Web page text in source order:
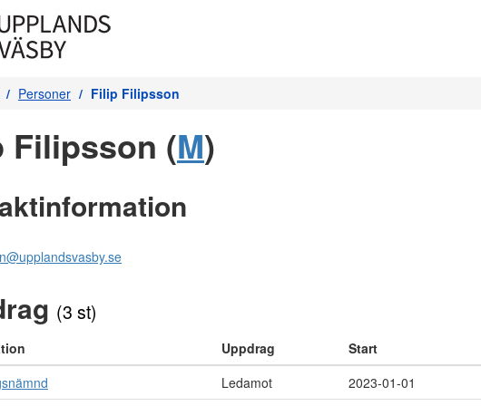
Personer Filip Filipsson
Filipsson (M)
(3 st)
Uppdrag
Start
Ledamot
2023-01-01